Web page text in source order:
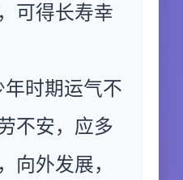
可得长寿幸
时期运气不
不安，应多
向外发展，